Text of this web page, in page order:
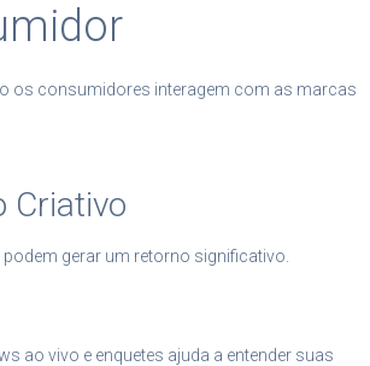
os consumidores interagem com as marcas
Criativo
gerar um retorno significativo.
ao vivo e enquetes ajuda a entender suas